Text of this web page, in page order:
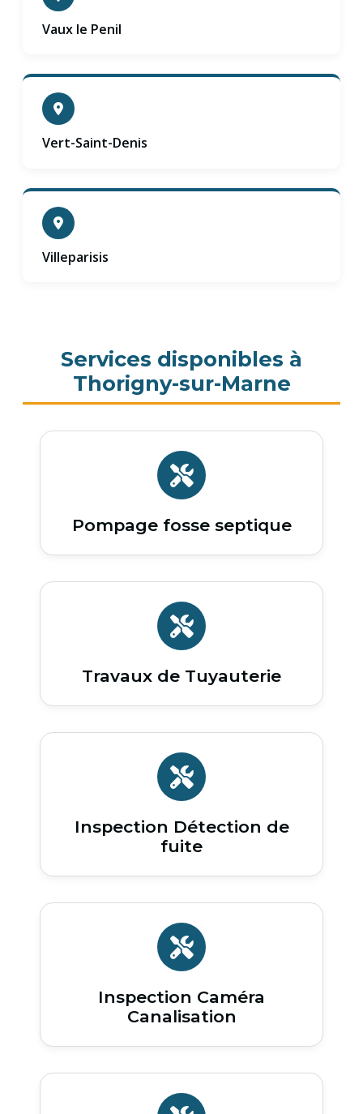
Vaux le Penil
Vert-Saint-Denis
Villeparisis
Services disponibles à
Thorigny-sur-Marne
Pompage fosse septique
Travaux de Tuyauterie
Inspection Détection de
fuite
Inspection Caméra
Canalisation